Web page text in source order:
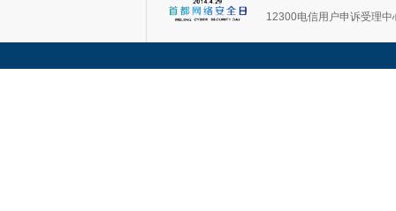
12300电信用户申诉受理中